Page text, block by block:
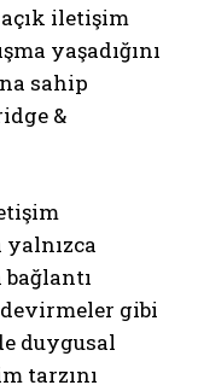
iletişim
yaşadığını
sahip
&
yalnızca
gibi
duygusal
tarzını